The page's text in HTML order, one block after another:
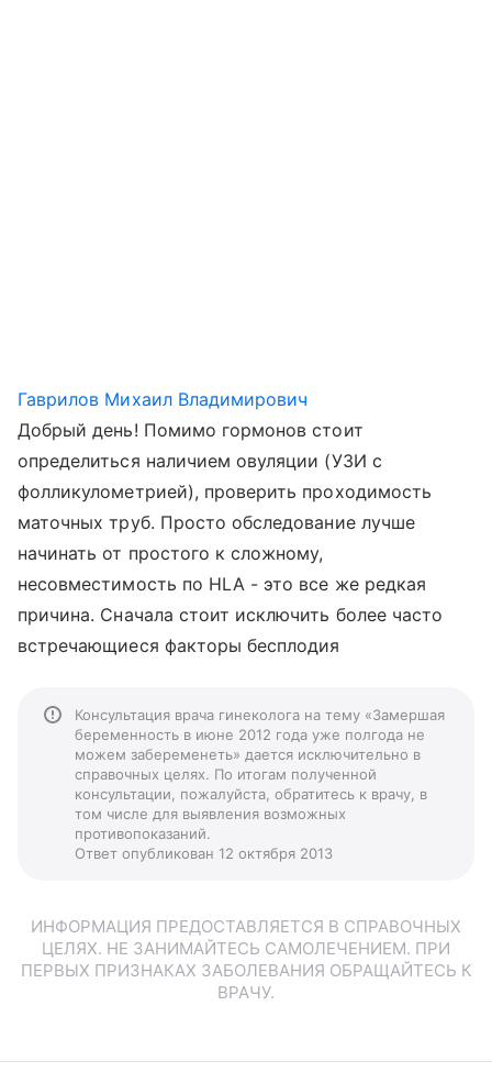
Гаврилов Михаил Владимирович
Добрый день! Помимо гормонов стоит
определиться наличием овуляции (УЗИ с
фолликулометрией), проверить проходимость
маточных труб. Просто обследование лучше
начинать от простого к сложному,
несовместимость по HLA - это все же редкая
причина. Сначала стоит исключить более часто
встречающиеся факторы бесплодия
Консультация врача гинеколога на тему «Замершая
беременность в июне 2012 года уже полгода не
можем забеременеть» дается исключительно в
справочных целях. По итогам полученной
консультации, пожалуйста, обратитесь к врачу, в
том числе для выявления возможных
противопоказаний.
Ответ опубликован 12 октября 2013
ИНФОРМАЦИЯ ПРЕДОСТАВЛЯЕТСЯ В СПРАВОЧНЫХ
ЦЕЛЯХ. НЕ ЗАНИМАЙТЕСЬ САМОЛЕЧЕНИЕМ. ПРИ
ПЕРВЫХ ПРИЗНАКАХ ЗАБОЛЕВАНИЯ ОБРАЩАЙТЕСЬ К
ВРАЧУ.